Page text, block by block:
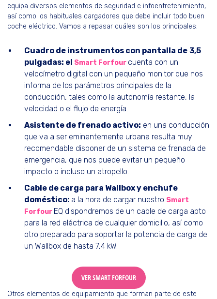
equipa diversos elementos de seguridad e infoentretenimiento,
así como los habituales cargadores que debe incluir todo buen
coche eléctrico. Vamos a repasar cuáles son los principales:
Cuadro de instrumentos con pantalla de 3,5
pulgadas: el Smart Forfour cuenta con un
velocímetro digital con un pequeño monitor que nos
informa de los parámetros principales de la
conducción, tales como la autonomía restante, la
velocidad o el flujo de energía.
Asistente de frenado activo: en una conducción
que va a ser eminentemente urbana resulta muy
recomendable disponer de un sistema de frenada de
emergencia, que nos puede evitar un pequeño
impacto o incluso un atropello.
Cable de carga para Wallbox y enchufe
doméstico: a la hora de cargar nuestro Smart
Forfour EQ dispondremos de un cable de carga apto
para la red eléctrica de cualquier domicilio, así como
otro preparado para soportar la potencia de carga de
un Wallbox de hasta 7,4 kW.
VER SMART FORFOUR
Otros elementos de equipamiento que forman parte de este